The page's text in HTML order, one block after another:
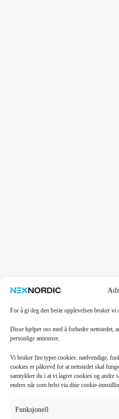
For å gi deg den beste opplevelsen bruker vi
Disse hjelper oss med å forbedre nettstedet,
personlige annonser.
Vi bruker fire typer cookies: nødvendige,
cookies er påkrevd for at nettstedet skal
samtykker du i at vi lagrer cookies og andre
endres når som helst via dine cookie-
Funksjonell